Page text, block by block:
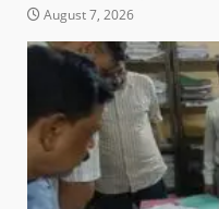
August 7, 2026